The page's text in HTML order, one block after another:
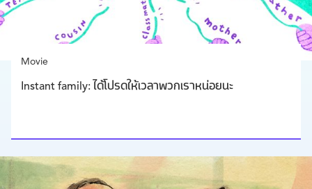
Movie
Instant family: ได้โปรดให้เวลาพวกเราหน่อยนะ